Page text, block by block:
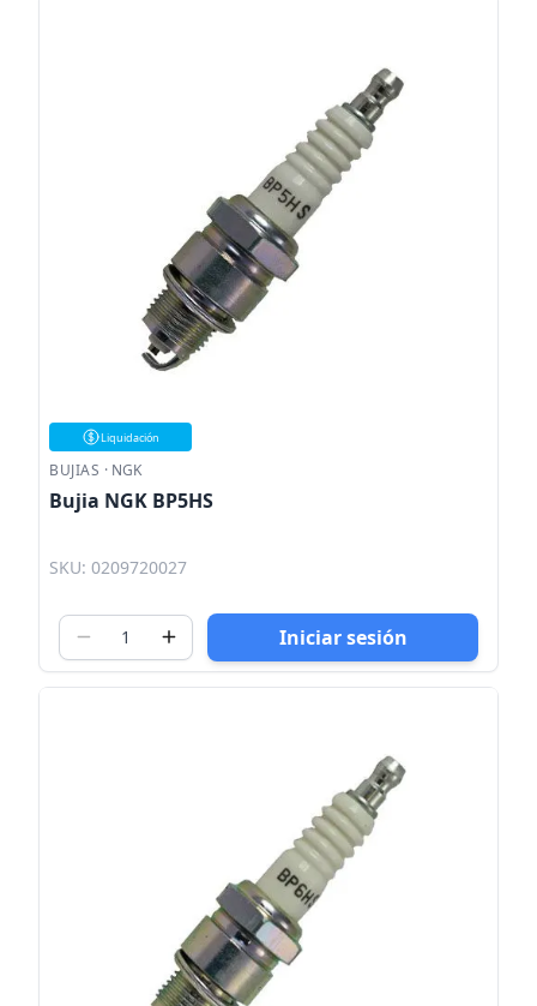
Liquidación
BUJIAS · NGK
Bujia NGK BP5HS
SKU: 0209720027
Iniciar sesión